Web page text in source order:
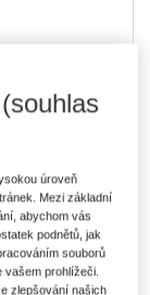
technických
Budou vám
do košíku
úroveň
Mezi základní
abychom vás
podnětů, jak
souborů
prohlížeči.
zlepšování našich